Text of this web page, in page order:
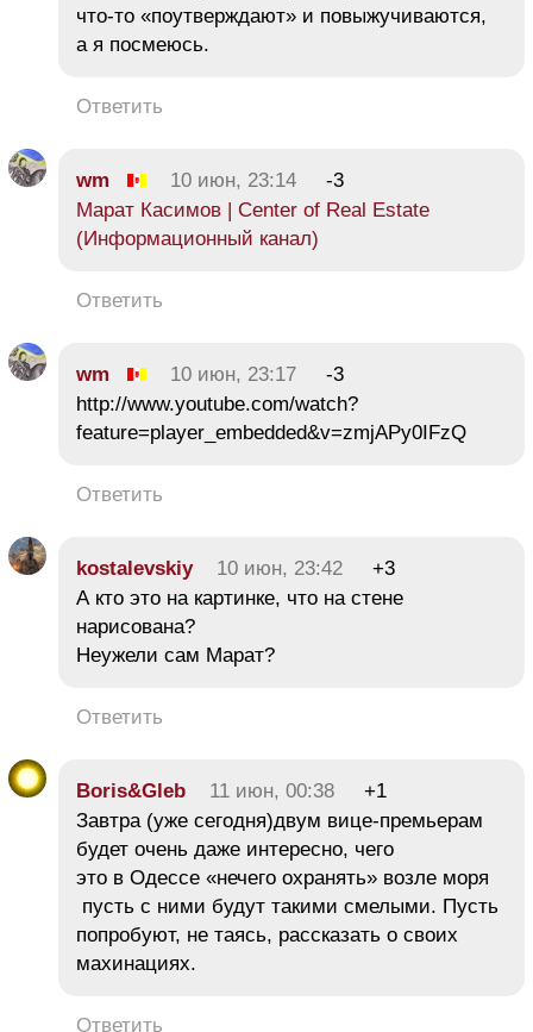
что-то «поутверждают» и повыжучиваются,
а я посмеюсь.
Ответить
wm 10 июн, 23:14
-3
Марат Касимов | Center of Real Estate
(Информационный канал)
Ответить
wm 10 июн, 23:17
-3
http://www.youtube.com/watch?
feature=player_embedded&v=zmjAPy0IFzQ
Ответить
kostalevskiy 10 июн, 23:42
+3
А кто это на картинке, что на стене
нарисована?
Неужели сам Марат?
Ответить
Boris&Gleb 11 июн, 00:38
+1
Завтра (уже сегодня)двум вице-премьерам
будет очень даже интересно, чего
это в Одессе «нечего охранять» возле моря
пусть с ними будут такими смелыми. Пусть
попробуют, не таясь, рассказать о своих
махинациях.
Ответить